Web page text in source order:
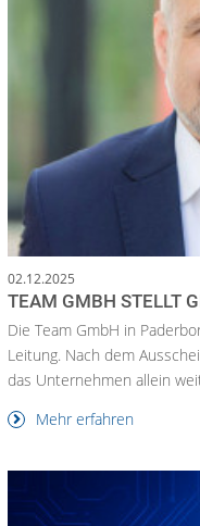
02.12.2025
TEAM GMBH STELLT
Die Team GmbH in
Leitung. Nach dem
das Unternehmen allein
Mehr erfahren